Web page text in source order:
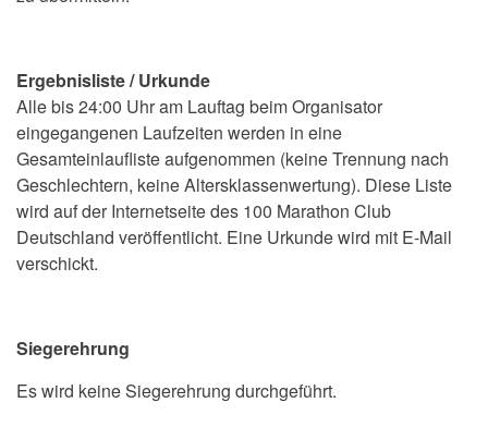
Ergebnisliste / Urkunde
Alle bis 24:00 Uhr am Lauftag beim Organisator
eingegangenen Laufzeiten werden in eine
Gesamteinlaufliste aufgenommen (keine Trennung nach
Geschlechtern, keine Altersklassenwertung). Diese Liste
wird auf der Internetseite des 100 Marathon Club
Deutschland veröffentlicht. Eine Urkunde wird mit E-Mail
verschickt.
Siegerehrung
Es wird keine Siegerehrung durchgeführt.